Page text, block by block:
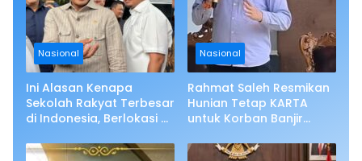
Nasional
Ini Alasan Kenapa
Sekolah Rakyat Terbesar
di Indonesia, Berlokasi di
Nasional
Rahmat Saleh Resmikan
Hunian Tetap KARTA
untuk Korban Banjir